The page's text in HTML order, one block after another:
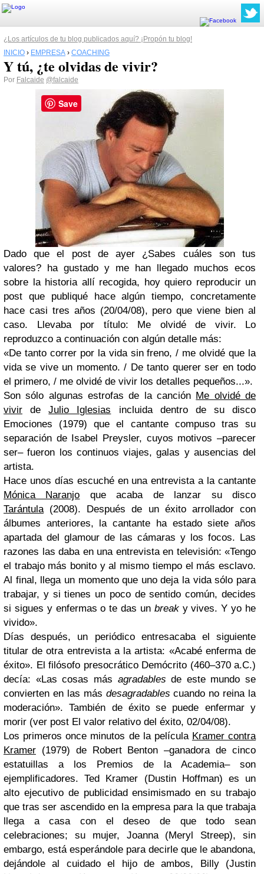
¿Los artículos de tu blog publicados aquí? ¡Propón tu blog!
INICIO › EMPRESA › COACHING
Y tú, ¿te olvidas de vivir?
Por Falcaide @falcaide
Dado que el post de ayer ¿Sabes cuáles son tus
valores? ha gustado y me han llegado muchos ecos
sobre la historia allí recogida, hoy quiero reproducir un
post que publiqué hace algún tiempo, concretamente
hace casi tres años (20/04/08), pero que viene bien al
caso. Llevaba por título: Me olvidé de vivir. Lo
reproduzco a continuación con algún detalle más:
«De tanto correr por la vida sin freno, / me olvidé que la
vida se vive un momento. / De tanto querer ser en todo
el primero, / me olvidé de vivir los detalles pequeños...».
Son sólo algunas estrofas de la canción Me olvidé de
vivir deJulio Iglesias incluida dentro de su disco
Emociones (1979) que el cantante compuso tras su
separación de Isabel Preysler, cuyos motivos –parecer
ser– fueron los continuos viajes, galas y ausencias del
artista.
Hace unos días escuché en una entrevista a la cantante
Mónica Naranjo que acaba de lanzar su disco
Tarántula(2008). Después de un éxito arrollador con
álbumes anteriores, la cantante ha estado siete años
apartada del glamour de las cámaras y los focos. Las
razones las daba en una entrevista en televisión: «Tengo
el trabajo más bonito y al mismo tiempo el más esclavo.
Al final, llega un momento que uno deja la vida sólo para
trabajar, y si tienes un poco de sentido común, decides
si sigues y enfermas o te das un break y vives. Y yo he
vivido».
Días después, un periódico entresacaba el siguiente
titular de otra entrevista a la artista: «Acabé enferma de
éxito». El filósofo presocrático Demócrito (460–370 a.C.)
decía: «Las cosas más agradables de este mundo se
convierten en las más desagradables cuando no reina la
moderación». También de éxito se puede enfermar y
morir (ver post El valor relativo del éxito, 02/04/08).
Los primeros once minutos de la película Kramer contra
Kramer (1979) de Robert Benton –ganadora de cinco
estatuillas a los Premios de la Academia– son
ejemplificadores. Ted Kramer (Dustin Hoffman) es un
alto ejecutivo de publicidad ensimismado en su trabajo
que tras ser ascendido en la empresa para la que trabaja
llega a casa con el deseo de que todo sean
celebraciones; su mujer, Joanna (Meryl Streep), sin
embargo, está esperándole para decirle que le abandona,
dejándole al cuidado el hijo de ambos, Billy (Justin
Save